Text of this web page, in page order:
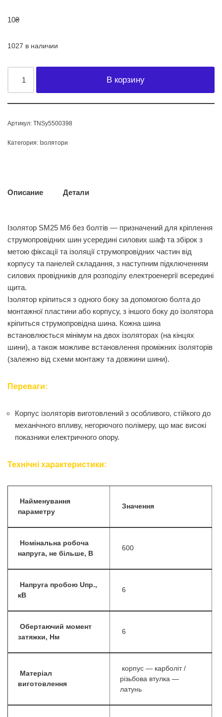
10₴
1027 в наличии
В корзину
Артикул: TNSy5500398
Категория: Ізолятори
Описание Детали
Ізолятор SM25 М6 без болтів — призначений для кріплення
струмопровідних шин усередині силових шаф та збірок з
метою фіксації та ізоляції струмопровідних частин від
корпусу та панелей складання, з наступним підключенням
силових провідників для розподілу електроенергії всередині
щита.
Ізолятор кріпиться з одного боку за допомогою болта до
монтажної пластини або корпусу, з іншого боку до ізолятора
кріпиться струмопровідна шина. Кожна шина
встановлюється мінімум на двох ізоляторах (на кінцях
шини), а також можливе встановлення проміжних ізоляторів
(залежно від схеми монтажу та довжини шини).
Переваги:
Корпус ізоляторів виготовлений з особливого, стійкого до
механічного впливу, негорючого полімеру, що має високі
показники електричного опору.
Технічні характеристики:
Найменування
параметру
Значення
Номінальна робоча
напруга, не більше, В
600
Напруга пробою Uпр.,
кВ
6
Обертаючий момент
затяжки, Нм
6
Матеріал
виготовлення
корпус — карболіт /
різьбова втулка —
латунь